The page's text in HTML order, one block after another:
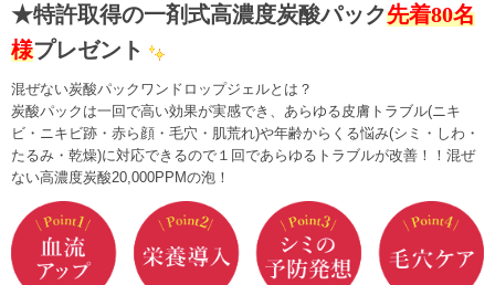
★特許取得の一剤式高濃度炭酸パック先着80名
様プレゼント
混ぜない炭酸パックワンドロップジェルとは？
炭酸パックは一回で高い効果が実感でき、あらゆる皮膚トラブル(ニキ
ビ・ニキビ跡・赤ら顔・毛穴・肌荒れ)や年齢からくる悩み(シミ・しわ・
たるみ・乾燥)に対応できるので１回であらゆるトラブルが改善！！混ぜ
ない高濃度炭酸20,000PPMの泡！